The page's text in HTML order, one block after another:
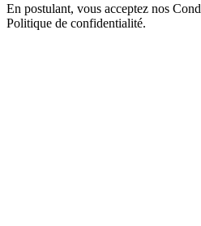
En postulant, vous acceptez nos
Politique de confidentialité.